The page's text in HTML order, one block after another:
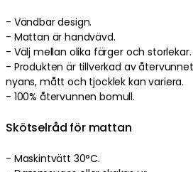
- Vändbar design.
- Mattan är handvävd.
- Välj mellan olika färger och storlekar.
- Produkten är tillverkad av
nyans, mått och tjocklek kan variera.
- 100% återvunnen bomull.
Skötselråd för mattan
- Maskintvätt 30°C.